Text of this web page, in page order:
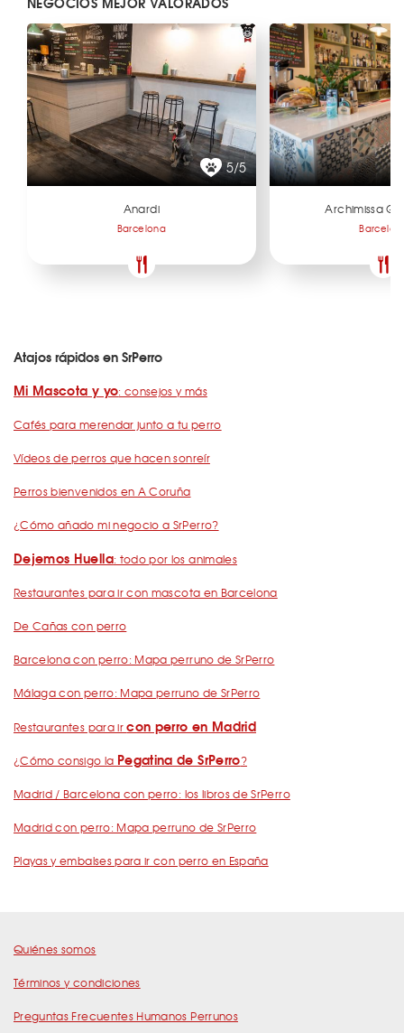
5/5
Anardi
Barcelona
Archimissa
Atajos rápidos en SrPerro
Mi Mascota y yo: consejos y más
Cafés para merendar junto a tu perro
Vídeos de perros que hacen sonreír
Perros bienvenidos en A Coruña
¿Cómo añado mi negocio a SrPerro?
Dejemos Huella: todo por los animales
Restaurantes para ir con mascota en Barcelona
De Cañas con perro
Barcelona con perro: Mapa perruno de SrPerro
Málaga con perro: Mapa perruno de SrPerro
Restaurantes para ircon perro en Madrid
¿Cómo consigo la Pegatina de SrPerro?
Madrid / Barcelona con perro: los libros de SrPerro
Madrid con perro: Mapa perruno de SrPerro
Playas y embalses para ir con perro en España
Quiénes somos
Términos y condiciones
Preguntas Frecuentes Humanos Perrunos